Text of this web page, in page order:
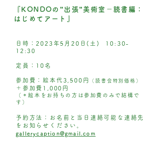
『KONDOの”出張”美術室－読書編：
はじめてアート』
日時：2023年5月20日(土) 10:30-
12:30
定員：10名
参加費：絵本代3,500円 （読書会特別価格）
＋参加費1,000円
（＊絵本をお持ちの方は参加費のみで結構で
す）
予約方法： お名前と当日連絡可能 な連絡先
をお知らせください。
gallerycaption@gmail.com